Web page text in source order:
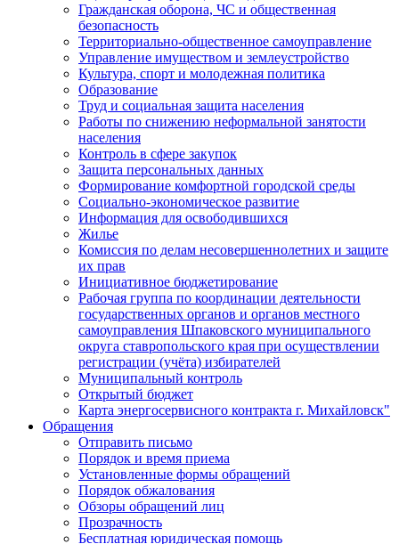
Гражданская оборона, ЧС и общественная
безопасность
Территориально-общественное самоуправление
Управление имуществом и землеустройство
Культура, спорт и молодежная политика
Образование
Труд и социальная защита населения
Работы по снижению неформальной занятости
населения
Контроль в сфере закупок
Защита персональных данных
Формирование комфортной городской среды
Социально-экономическое развитие
Информация для освободившихся
Жилье
Комиссия по делам несовершеннолетних и защите
их прав
Инициативное бюджетирование
Рабочая группа по координации деятельности
государственных органов и органов местного
самоуправления Шпаковского муниципального
округа ставропольского края при осуществлении
регистрации (учёта) избирателей
Муниципальный контроль
Открытый бюджет
Карта энергосервисного контракта г. Михайловск"
Обращения
Отправить письмо
Порядок и время приема
Установленные формы обращений
Порядок обжалования
Обзоры обращений лиц
Прозрачность
Бесплатная юридическая помощь